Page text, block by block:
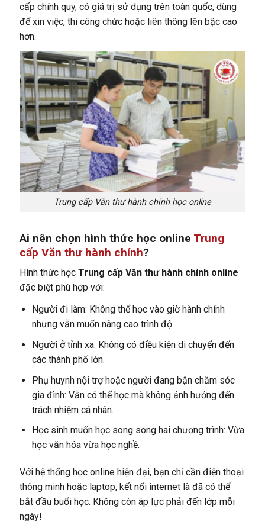
cấp chính quy, có giá trị sử dụng trên toàn quốc, dùng
để xin việc, thi công chức hoặc liên thông lên bậc cao
hơn.
Trung cấp Văn thư hành chính học online
Ai nên chọn hình thức học online Trung
cấp Văn thư hành chính?
Hình thức học Trung cấp Văn thư hành chính online
đặc biệt phù hợp với:
Người đi làm: Không thể học vào giờ hành chính
nhưng vẫn muốn nâng cao trình độ.
Người ở tỉnh xa: Không có điều kiện di chuyển đến
các thành phố lớn.
Phụ huynh nội trợ hoặc người đang bận chăm sóc
gia đình: Vẫn có thể học mà không ảnh hưởng đến
trách nhiệm cá nhân.
Học sinh muốn học song song hai chương trình: Vừa
học văn hóa vừa học nghề.
Với hệ thống học online hiện đại, bạn chỉ cần điện thoại
thông minh hoặc laptop, kết nối internet là đã có thể
bắt đầu buổi học. Không còn áp lực phải đến lớp mỗi
ngày!